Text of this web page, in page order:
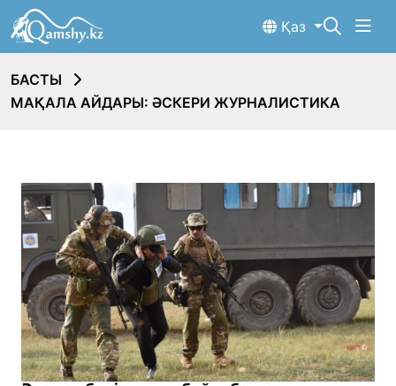
Қаз
БАСТЫ
МАҚАЛА АЙДАРЫ: ӘСКЕРИ ЖУРНАЛИСТИКА